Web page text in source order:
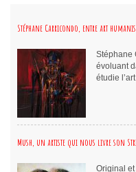
Stéphane Carricondo, entre art
Stéphane
évoluant
étudie
Mush, un artiste qui nous livre son
Original